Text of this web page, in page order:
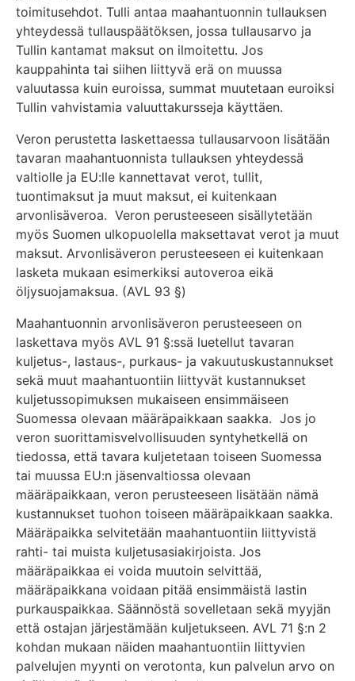
toimitusehdot. Tulli antaa maahantuonnin tullauksen
yhteydessä tullauspäätöksen, jossa tullausarvo ja
Tullin kantamat maksut on ilmoitettu. Jos
kauppahinta tai siihen liittyvä erä on muussa
valuutassa kuin euroissa, summat muutetaan euroiksi
Tullin vahvistamia valuuttakursseja käyttäen.
Veron perustetta laskettaessa tullausarvoon lisätään
tavaran maahantuonnista tullauksen yhteydessä
valtiolle ja EU:lle kannettavat verot, tullit,
tuontimaksut ja muut maksut, ei kuitenkaan
arvonlisäveroa. Veron perusteeseen sisällytetään
myös Suomen ulkopuolella maksettavat verot ja muut
maksut. Arvonlisäveron perusteeseen ei kuitenkaan
lasketa mukaan esimerkiksi autoveroa eikä
öljysuojamaksua. (AVL 93 §)
Maahantuonnin arvonlisäveron perusteeseen on
laskettava myös AVL 91 §:ssä luetellut tavaran
kuljetus-, lastaus-, purkaus- ja vakuutuskustannukset
sekä muut maahantuontiin liittyvät kustannukset
kuljetussopimuksen mukaiseen ensimmäiseen
Suomessa olevaan määräpaikkaan saakka. Jos jo
veron suorittamisvelvollisuuden syntyhetkellä on
tiedossa, että tavara kuljetetaan toiseen Suomessa
tai muussa EU:n jäsenvaltiossa olevaan
määräpaikkaan, veron perusteeseen lisätään nämä
kustannukset tuohon toiseen määräpaikkaan saakka.
Määräpaikka selvitetään maahantuontiin liittyvistä
rahti- tai muista kuljetusasiakirjoista. Jos
määräpaikkaa ei voida muutoin selvittää,
määräpaikkana voidaan pitää ensimmäistä lastin
purkauspaikkaa. Säännöstä sovelletaan sekä myyjän
että ostajan järjestämään kuljetukseen. AVL 71 §:n 2
kohdan mukaan näiden maahantuontiin liittyvien
palvelujen myynti on verotonta, kun palvelun arvo on